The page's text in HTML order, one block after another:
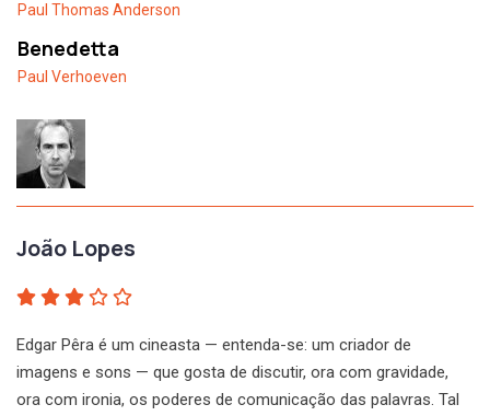
Paul Thomas Anderson
Benedetta
Paul Verhoeven
João Lopes
Edgar Pêra é um cineasta — entenda-se: um criador de
imagens e sons — que gosta de discutir, ora com gravidade,
ora com ironia, os poderes de comunicação das palavras. Tal